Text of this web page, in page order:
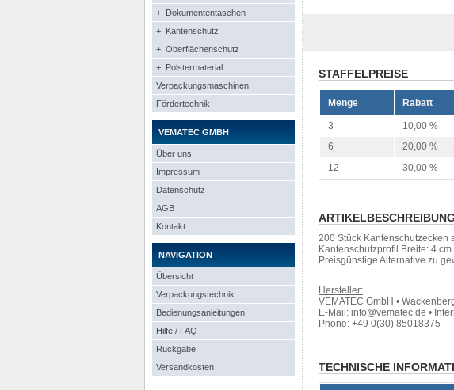
+ Dokumententaschen
+ Kantenschutz
+ Oberflächenschutz
+ Polstermaterial
Verpackungsmaschinen
Fördertechnik
VEMATEC GMBH
Über uns
Impressum
Datenschutz
AGB
Kontakt
NAVIGATION
Übersicht
Verpackungstechnik
Bedienungsanleitungen
Hilfe / FAQ
Rückgabe
Versandkosten
STAFFELPREISE
Menge Rabatt
3 10,00 %
6
20,00 %
12
30,00 %
ARTIKELBESCHREIBUNG
200 Stück Kantenschutzecken
Kantenschutzprofil Breite: 4
Preisgünstige Alternative zu
Hersteller:
VEMATEC GmbH •
E-Mail: info@vematec.de •
Phone: +49 0(30) 85018375
TECHNISCHE